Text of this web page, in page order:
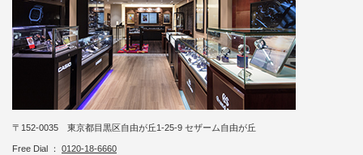
〒152-0035 東京都目黒区自由が丘1-25-9 セザーム自由が丘
Free Dial ： 0120-18-6660